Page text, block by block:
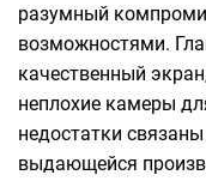
разумный
возможностями.
качественный
неплохие камеры
недостатки
выдающейся